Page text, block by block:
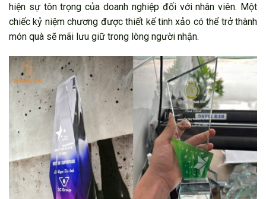
hiện sự tôn trọng của doanh nghiệp đối với nhân viên. Một
chiếc kỷ niệm chương được thiết kế tinh xảo có thể trở thành
món quà sẽ mãi lưu giữ trong lòng người nhận.